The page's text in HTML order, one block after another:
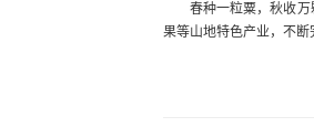
春种一粒粟，秋收
果等山地特色产业，不